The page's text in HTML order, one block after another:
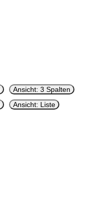
Ansicht: 3 Spalten
Ansicht: Liste